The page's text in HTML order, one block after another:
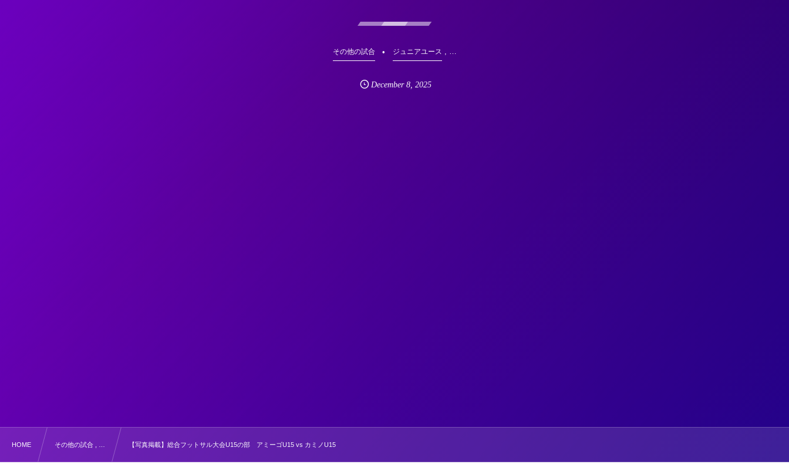
その他の試合 ジュニアユース
December 8,2025
HOME その他の試合 , … 【写真掲載】総合フットサル大会U15の部 アミーゴU15 vs カミノU15